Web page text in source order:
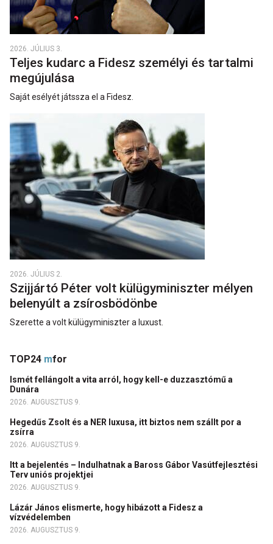
2026. JÚLIUS 3.
Teljes kudarc a Fidesz személyi és tartalmi
megújulása
Saját esélyét játssza el a Fidesz.
2026. JÚLIUS 2.
Szijjártó Péter volt külügyminiszter mélyen
belenyúlt a zsírosbödönbe
Szerette a volt külügyminiszter a luxust.
TOP24 mfor
Ismét fellángolt a vita arról, hogy kell-e duzzasztómű a
Dunára
2026. AUGUSZTUS 9.
Hegedűs Zsolt és a NER luxusa, itt biztos nem szállt por a
zsírra
2026. AUGUSZTUS 9.
Itt a bejelentés – Indulhatnak a Baross Gábor Vasútfejlesztési
Terv uniós projektjei
2026. AUGUSZTUS 9.
Lázár János elismerte, hogy hibázott a Fidesz a
vízvédelemben
2026. AUGUSZTUS 9.